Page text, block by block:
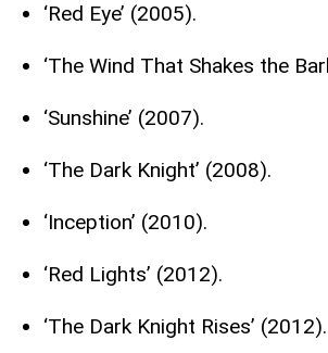
‘Red Eye’ (2005).
‘The Wind That Shakes the
‘Sunshine’ (2007).
‘The Dark Knight’ (2008).
‘Inception’ (2010).
‘Red Lights’ (2012).
‘The Dark Knight Rises’ (2012).